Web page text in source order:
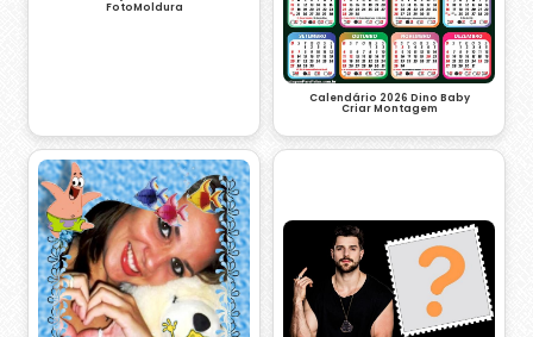
FotoMoldura
Calendário 2026 Dino Baby
Criar Montagem